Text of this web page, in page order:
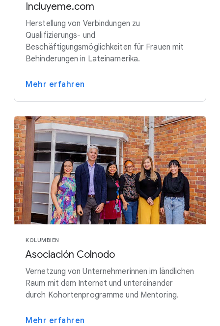
Incluyeme.com
Herstellung von Verbindungen zu
Qualifizierungs- und
Beschäftigungsmöglichkeiten für Frauen mit
Behinderungen in Lateinamerika.
Mehr erfahren
KOLUMBIEN
Asociación Colnodo
Vernetzung von Unternehmerinnen im ländlichen
Raum mit dem Internet und untereinander
durch Kohortenprogramme und Mentoring.
Mehr erfahren